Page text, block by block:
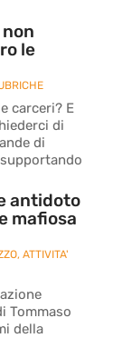
le
carceri? E
di
di
antidoto
mafiosa
,ATTIVITA'
Tommaso
della